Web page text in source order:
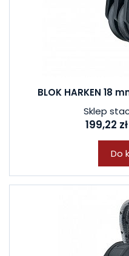
BLOK HARKEN 18
Sklep
199,22 zł
Do